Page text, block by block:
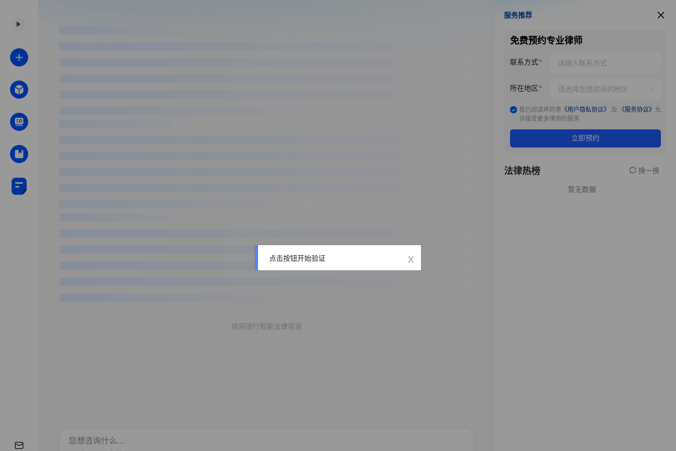
欢迎进行智能法律咨询
服务推荐
服务推荐
免费预约专业律师
联系方式
所在地区
我已阅读并同意 《用户隐私协议》 及 《服务协议》 允
许接受更多律师的服务
立即预约
法律热榜 换一换
暂无数据
点击按钮开始验证 x